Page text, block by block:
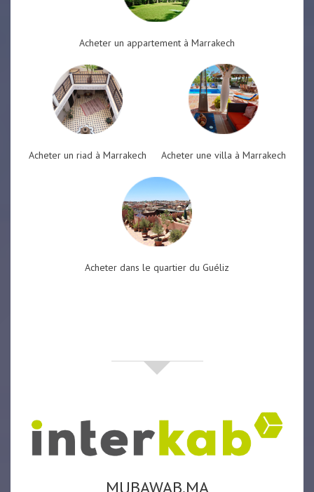
Acheter un appartement à Marrakech
Acheter un riad à Marrakech Acheter une villa à Marrakech
Acheter dans le quartier du Guéliz
MUBAWAB.MA